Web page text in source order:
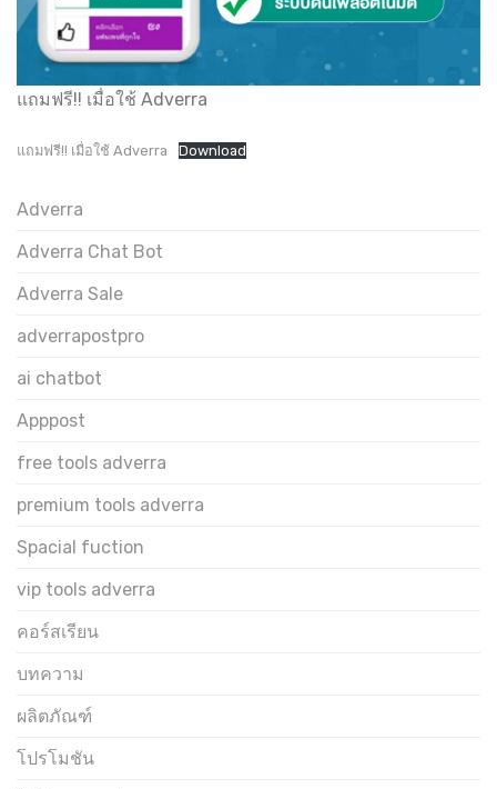
แถมฟรี!! เมื่อใช้ Adverra
แถมฟรี!! เมื่อใช้ Adverra Download
Adverra
Adverra Chat Bot
Adverra Sale
adverrapostpro
ai chatbot
Apppost
free tools adverra
premium tools adverra
Spacial fuction
vip tools adverra
คอร์สเรียน
บทความ
ผลิตภัณฑ์
โปรโมชัน